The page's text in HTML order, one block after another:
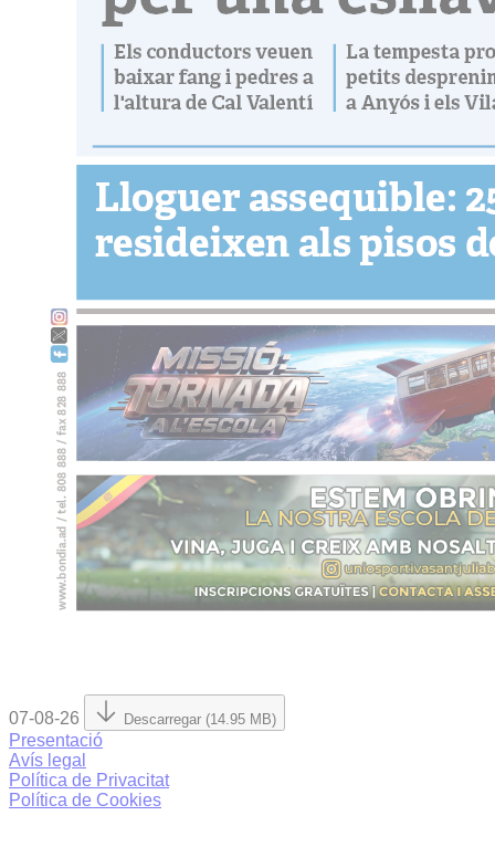
07-08-26 Descarregar (14.95 MB)
Presentació
Avís legal
Política de Privacitat
Política de Cookies